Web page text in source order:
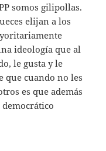
somos gilipollas.
elijan a los
ideología que al
le gusta y le
que cuando no les
es que además
democrático